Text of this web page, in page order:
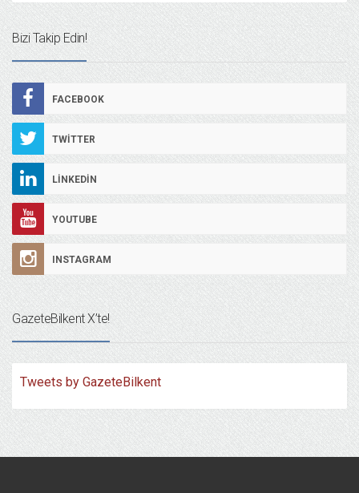
Bizi Takip Edin!
FACEBOOK
TWITTER
LINKEDIN
YOUTUBE
INSTAGRAM
GazeteBilkent X’te!
Tweets by GazeteBilkent